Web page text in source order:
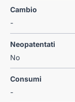
Cambio
-
Neopatentati
No
Consumi
-